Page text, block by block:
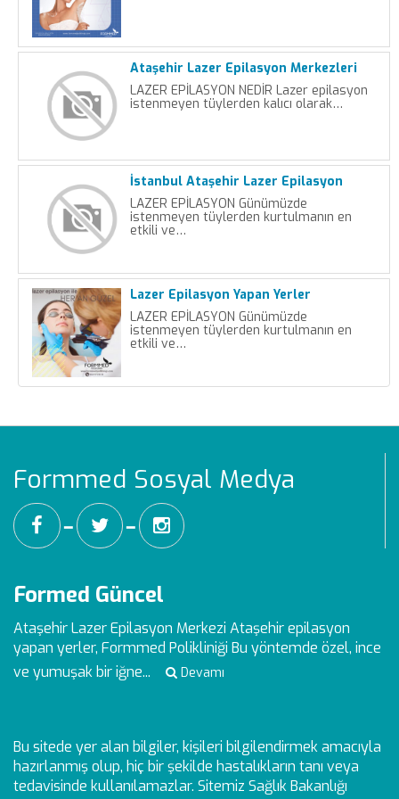
Ataşehir Lazer Epilasyon Merkezleri
LAZER EPİLASYON NEDİR Lazer epilasyon
istenmeyen tüylerden kalıcı olarak…
İstanbul Ataşehir Lazer Epilasyon
LAZER EPİLASYON Günümüzde
istenmeyen tüylerden kurtulmanın en
etkili ve…
Lazer Epilasyon Yapan Yerler
LAZER EPİLASYON Günümüzde
istenmeyen tüylerden kurtulmanın en
etkili ve…
Formmed Sosyal Medya
━ ━
Formed Güncel
Ataşehir Lazer Epilasyon Merkezi Ataşehir epilasyon
yapan yerler, Formmed Polikliniği Bu yöntemde özel, ince
ve yumuşak bir iğne...
Devamı
Bu sitede yer alan bilgiler, kişileri bilgilendirmek amacıyla
hazırlanmış olup, hiç bir şekilde hastalıkların tanı veya
tedavisinde kullanılamazlar. Sitemiz Sağlık Bakanlığı